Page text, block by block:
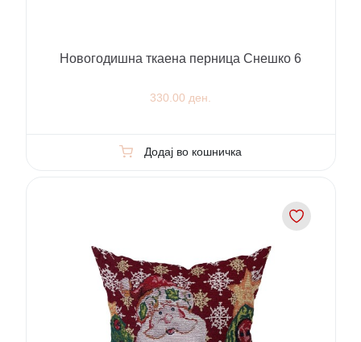
Новогодишна ткаена перница Снешко 6
330.00 ден.
Додај во кошничка